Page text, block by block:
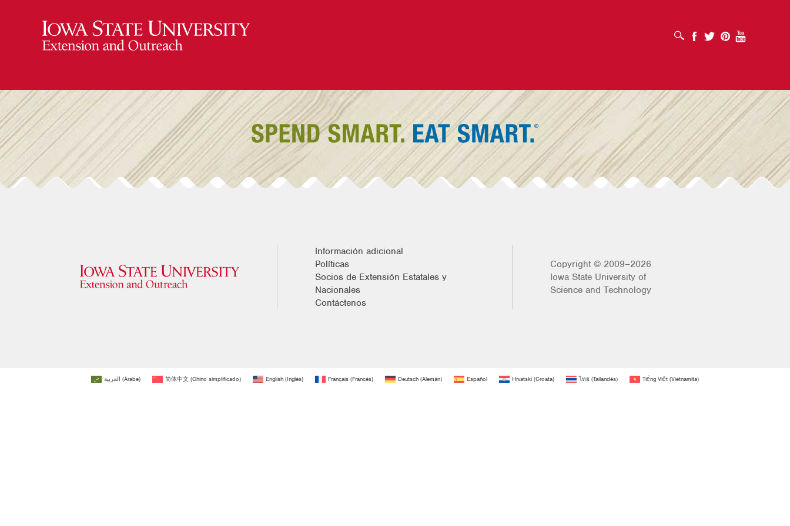
ABRIR CUADRO DE BÚSQUEDA
Facebook
Twitter PinterestYoutube
Información adicional
Políticas
Socios de Extensión Estatales y
Nacionales
Contáctenos
Copyright © 2009–2026
Iowa State University of
Science and Technology
العربية (Árabe) 简体中文 (Chino simplificado) English (Inglés) Français (Francés) Deutsch (Alemán) Español Hrvatski (Croata) ไทย (Tailandés) Tiếng Việt (Vietnamita)